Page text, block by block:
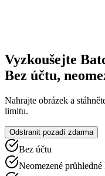
Vyzkoušejte
Bez účtu,
Nahrajte obrázek a
limitu.
Odstranit pozadí zdarma
Bez účtu
Neomezené průhledné